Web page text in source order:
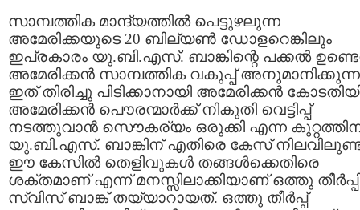
സാമ്പത്തിക മാന്ദ്യത്തില്‍ പെട്ടുഴലുന്ന
അമേരിക്കയുടെ 20 ബില്യണ്‍ ഡോളറെങ്കിലും
ഇപ്രകാരം യു.ബി.എസ്. ബാങ്കിന്റെ പക്കല്‍
അമേരിക്കന്‍ സാമ്പത്തിക വകുപ്പ്
ഇത് തിരിച്ചു പിടിക്കാനായി അമേരിക്കന്‍
അമേരിക്കന്‍ പൌരന്മാര്‍ക്ക് നികുതി വെട്ടിപ്പ്
നടത്തുവാന്‍ സൌകര്യം ഒരുക്കി എന്ന
യു.ബി.എസ്. ബാങ്കിന് എതിരെ കേസ്
ഈ കേസില്‍ തെളിവുകള്‍ തങ്ങള്‍ക്കെതിരെ
ശക്തമാണ് എന്ന് മനസ്സിലാക്കിയാണ് ഒത്തു
സ്വിസ് ബാങ്ക് തയ്യാറായത്. ഒത്തു തീര്‍പ്പ്